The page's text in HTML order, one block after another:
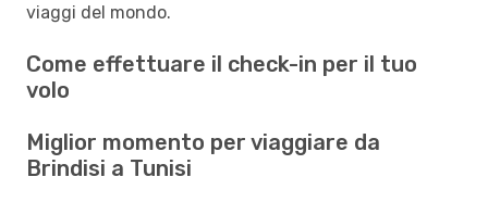
viaggi del mondo.
Come effettuare il check-in per il tuo
volo
Miglior momento per viaggiare da
Brindisi a Tunisi